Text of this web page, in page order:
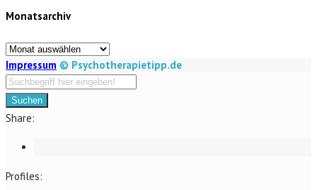
Kategorien
Monatsarchiv
Monatsarchiv
Impressum © Psychotherapietipp.de
Suchen
Share:
Profiles: